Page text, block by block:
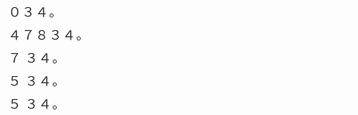
０３４。
４７８３４。
７ ３４。
５ ３４。
５ ３４。